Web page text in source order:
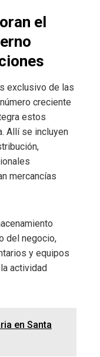
el
exclusivo de las
creciente
estos
Allí se incluyen
mercancías
del negocio,
y equipos
actividad
en Santa